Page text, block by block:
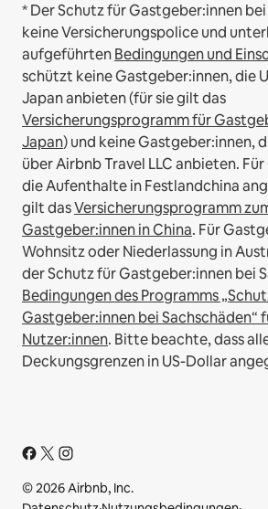
* Der Schutz für Gastgeber:innen
keine Versicherungspolice und
aufgeführtenBedingungen und
schützt keine Gastgeber:innen, die
Japan anbieten (für sie gilt das
Versicherungsprogramm für
Japan) und keine Gastgeber:innen,
über Airbnb Travel LLC anbieten.
die Aufenthalte in Festlandchina
gilt dasVersicherungsprogramm
Gastgeber:innen in China. Für
Wohnsitz oder Niederlassung in
der Schutz für Gastgeber:innen bei
Bedingungen des Programms
Gastgeber:innen bei Sachschäden“
Nutzer:innen. Bitte beachte, dass
Deckungsgrenzen in US-Dollar
© 2026 Airbnb, Inc.